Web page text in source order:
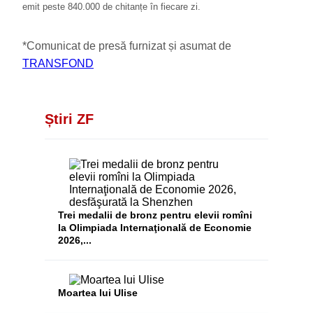
emit peste 840.000 de chitanțe în fiecare zi.
*Comunicat de presă furnizat și asumat de
TRANSFOND
Știri ZF
Trei medalii de bronz pentru elevii romîni
la Olimpiada Internaţională de Economie
2026,...
Moartea lui Ulise